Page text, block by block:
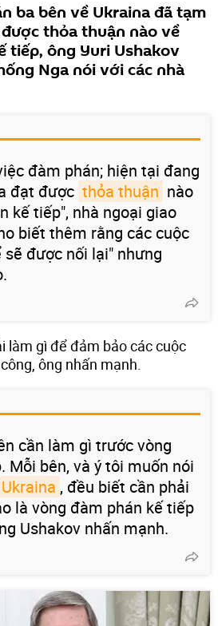
ba bên về Ukraina đã tạm
thỏa thuận nào về
tiếp, ông Yuri Ushakov
Nga nói với các nhà
đàm phán; hiện tại đang
đạt được thỏa thuận nào
kế tiếp", nhà ngoại giao
biết thêm rằng các cuộc
được nối lại" nhưng
làm gì để đảm bảo các cuộc
ông nhấn mạnh.
cần làm gì trước vòng
Mỗi bên, và ý tôi muốn nói
, đều biết cần phải
là vòng đàm phán kế tiếp
Ushakov nhấn mạnh.